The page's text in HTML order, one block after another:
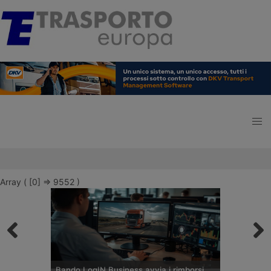
Array ( [0] => 9552 )